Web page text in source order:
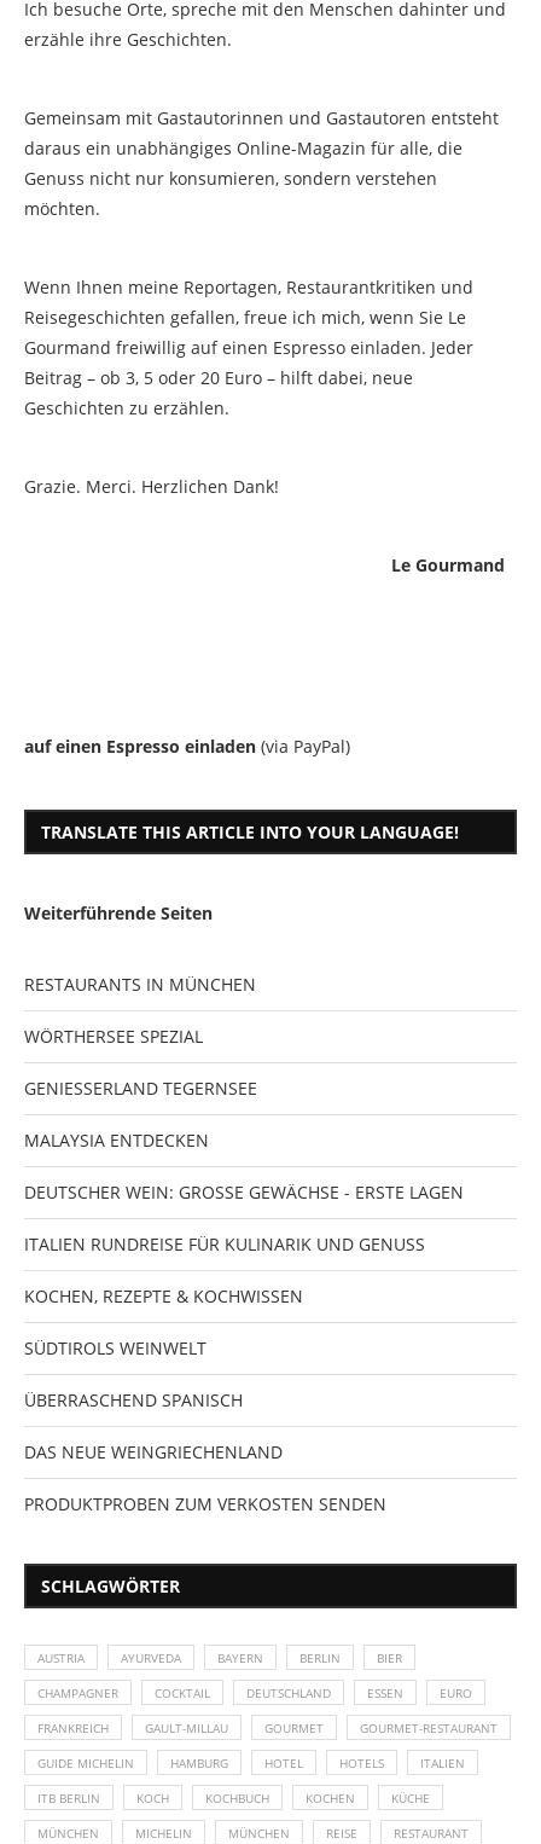
Ich besuche Orte, spreche mit den Menschen dahinter und
erzähle ihre Geschichten.
Gemeinsam mit Gastautorinnen und Gastautoren entsteht
daraus ein unabhängiges Online-Magazin für alle, die
Genuss nicht nur konsumieren, sondern verstehen
möchten.
Wenn Ihnen meine Reportagen, Restaurantkritiken und
Reisegeschichten gefallen, freue ich mich, wenn Sie Le
Gourmand freiwillig auf einen Espresso einladen. Jeder
Beitrag – ob 3, 5 oder 20 Euro – hilft dabei, neue
Geschichten zu erzählen.
Grazie. Merci. Herzlichen Dank!
Le Gourmand
auf einen Espresso einladen (via PayPal)
TRANSLATE THIS ARTICLE INTO YOUR LANGUAGE!
Weiterführende Seiten
RESTAURANTS IN MÜNCHEN
WÖRTHERSEE SPEZIAL
GENIESSERLAND TEGERNSEE
MALAYSIA ENTDECKEN
DEUTSCHER WEIN: GROSSE GEWÄCHSE - ERSTE LAGEN
ITALIEN RUNDREISE FÜR KULINARIK UND GENUSS
KOCHEN, REZEPTE & KOCHWISSEN
SÜDTIROLS WEINWELT
ÜBERRASCHEND SPANISCH
DAS NEUE WEINGRIECHENLAND
PRODUKTPROBEN ZUM VERKOSTEN SENDEN
SCHLAGWÖRTER
AUSTRIA AYURVEDA BAYERN BERLIN BIER
CHAMPAGNER COCKTAIL DEUTSCHLAND ESSEN EURO
FRANKREICH GAULT-MILLAU GOURMET GOURMET-RESTAURANT
GUIDE MICHELIN HAMBURG HOTEL HOTELS ITALIEN
ITB BERLIN KOCH KOCHBUCH KOCHEN KÜCHE
MÜNCHEN MICHELIN MÜNCHEN REISE RESTAURANT